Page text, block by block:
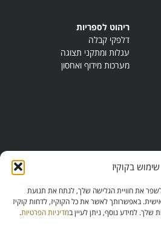
שימוש בקוקיז
את חוויית הגלישה שלך, לנתח את תנועת
באפשרותך לאשר את כל הקוקיז, לדחות קוקיז
שלך. למידע נוסף, ניתן לעיין במדיניות הפרטיות.
ריהוט לספריות
דלפקי קבלה
עגלות ומתקני תצוגה
מערכות מידוף ואחסון